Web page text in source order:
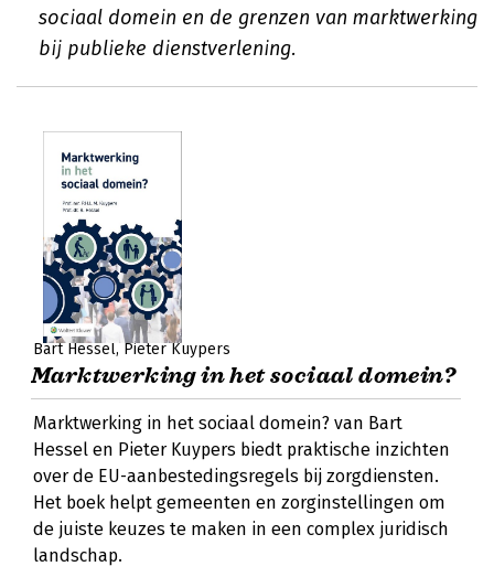
sociaal domein en de grenzen van marktwerking
bij publieke dienstverlening.
Bart Hessel Pieter Kuypers
Marktwerking in het sociaal domein?
Marktwerking in het sociaal domein? van Bart
Hessel en Pieter Kuypers biedt praktische inzichten
over de EU-aanbestedingsregels bij zorgdiensten.
Het boek helpt gemeenten en zorginstellingen om
de juiste keuzes te maken in een complex juridisch
landschap.